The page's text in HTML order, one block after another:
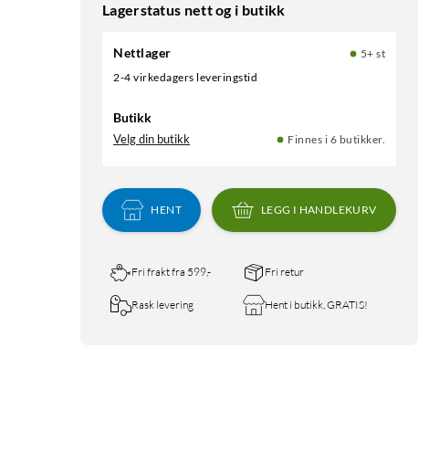
Lagerstatus nett og i butikk
Nettlager
5+ st
2-4 virkedagers leveringstid
Butikk
Velg din butikk Finnes i 6 butikker.
HENT LEGG I HANDLEKURV
Fri frakt fra 599,- Fri retur
Rask levering Hent i butikk, GRATIS!